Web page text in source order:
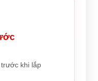
khi lắp